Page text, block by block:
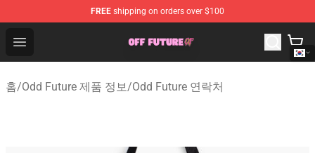
FREE shipping on orders over $100
Open menu
Odd Future Store - Official Odd Future Merchandise Shop
홈/Odd Future 제품 정보/Odd Future 연락처